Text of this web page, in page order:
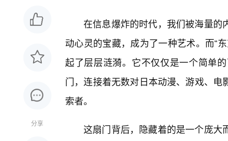
分享
在信息爆炸的时代，我们被海量的
动心灵的宝藏，成为了一种艺术。而“
起了层层涟漪。它不仅仅是一个简单
门，连接着无数对日本动漫、游戏、
索者。
这扇门背后，隐藏着的是一个庞大